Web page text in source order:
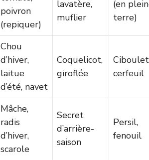
poivron
(repiquer)
lavatère,
muflier
(en
terre)
Chou
d’hiver,
laitue
d’été, navet
Coquelicot,
giroflée
cerfeuil
Mâche,
radis
d’hiver,
scarole
Secret
d’arrière-
saison
Persil,
fenouil